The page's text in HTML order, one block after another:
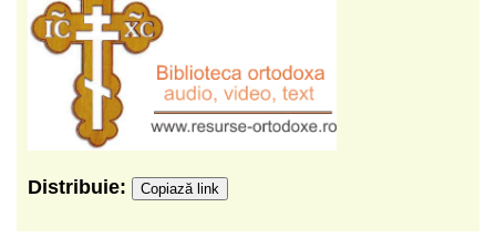
Distribuie: Copiază link